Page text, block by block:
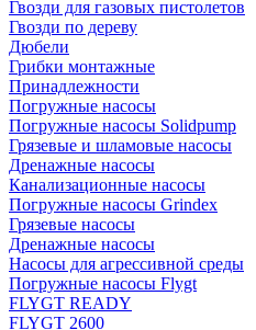
Гвозди для газовых пистолетов
Гвозди по дереву
Дюбели
Грибки монтажные
Принадлежности
Погружные насосы
Погружные насосы Solidpump
Грязевые и шламовые насосы
Дренажные насосы
Канализационные насосы
Погружные насосы Grindex
Грязевые насосы
Дренажные насосы
Насосы для агрессивной среды
Погружные насосы Flygt
FLYGT READY
FLYGT 2600